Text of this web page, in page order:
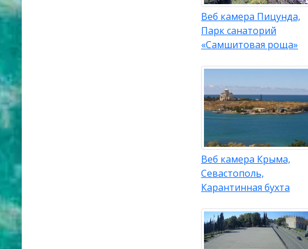
Веб камера Пицунда,
Парк санаторий
«Самшитовая роща»
Веб камера Крыма,
Севастополь,
Карантинная бухта